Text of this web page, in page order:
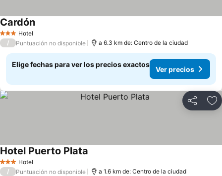
3 Estrellas
Hotel
CardónVer precios
/ Puntuación no disponible a 6.3 km de: Centro de la ciudad
Elige fechas para ver los precios exactos
Ver precios
Compartir
3 Estrellas
Hotel
Hotel Puerto Plata
/ Puntuación no disponible a 1.6 km de: Centro de la ciudad